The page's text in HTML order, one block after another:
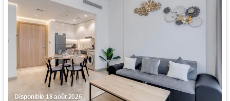
Disponible 18 août 2026